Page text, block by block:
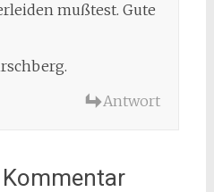
mußtest. Gute
Antwort